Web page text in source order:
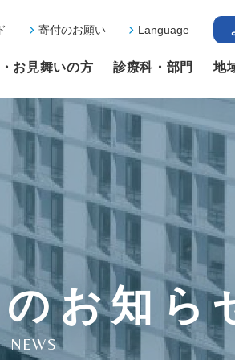
寄付のお願い Language
お見舞いの方 診療科・部門 地
お知ら
NEWS